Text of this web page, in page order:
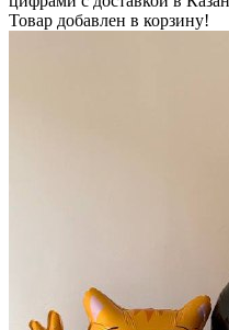
Товар добавлен в корзину!